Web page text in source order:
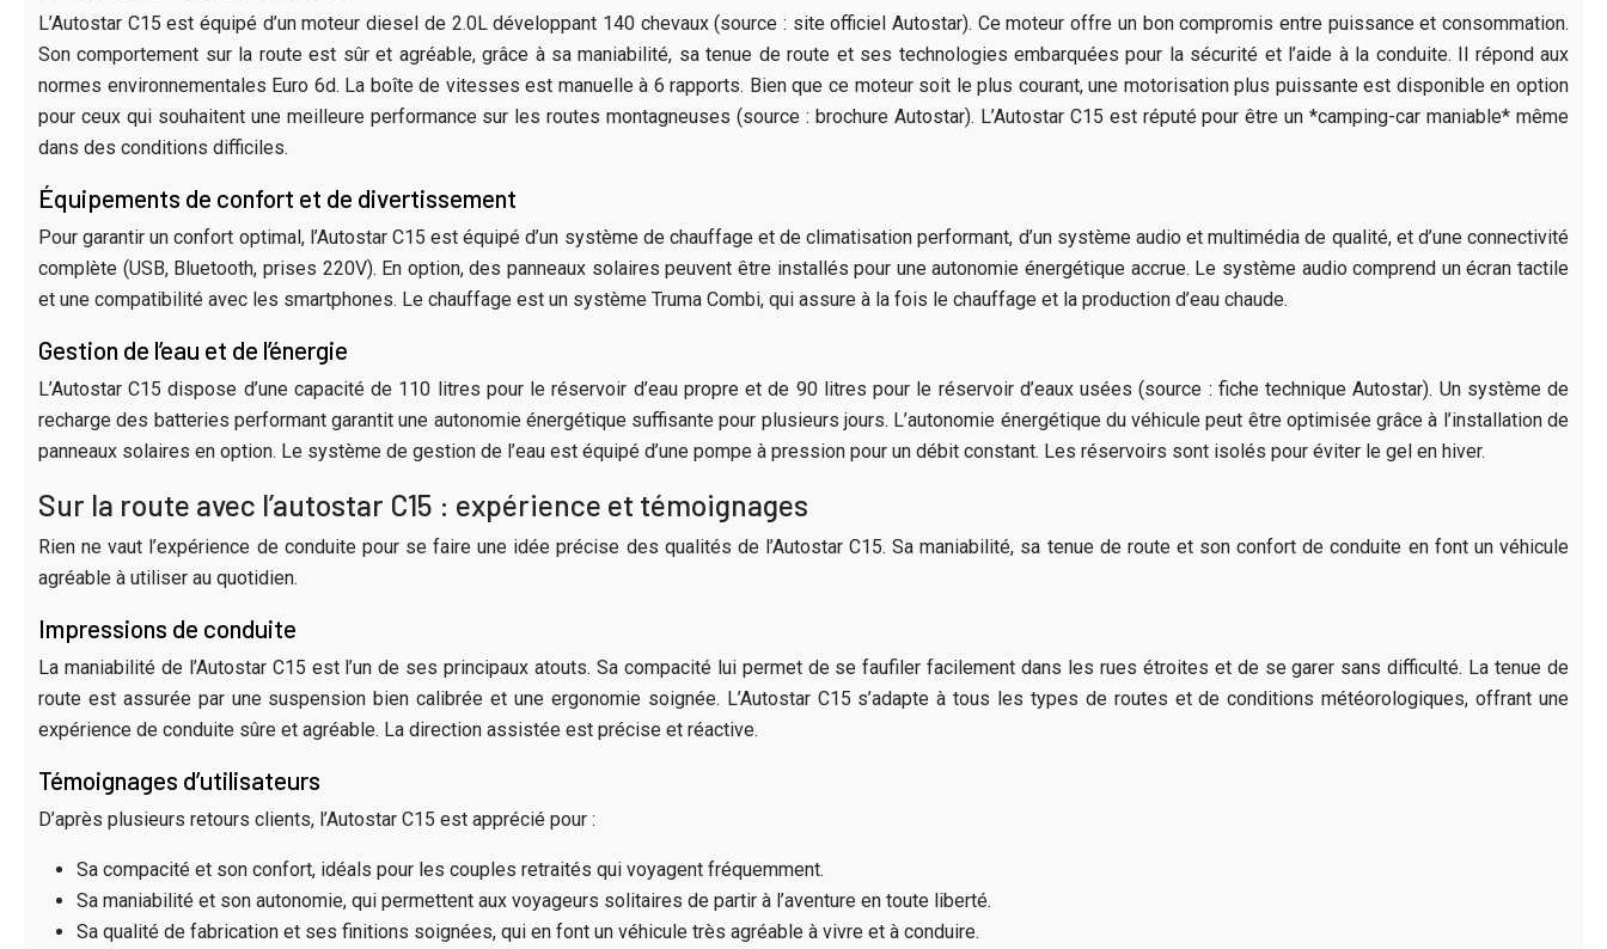
L’Autostar C15 est équipé d’un moteur diesel de 2.0L développant 140 chevaux (source : site officiel Autostar). Ce moteur offre un bon compromis entre puissance et consommation.
Son comportement sur la route est sûr et agréable, grâce à sa maniabilité, sa tenue de route et ses technologies embarquées pour la sécurité et l’aide à la conduite. Il répond aux
normes environnementales Euro 6d. La boîte de vitesses est manuelle à 6 rapports. Bien que ce moteur soit le plus courant, une motorisation plus puissante est disponible en option
pour ceux qui souhaitent une meilleure performance sur les routes montagneuses (source : brochure Autostar). L’Autostar C15 est réputé pour être un *camping-car maniable* même
dans des conditions difficiles.
Équipements de confort et de divertissement
Pour garantir un confort optimal, l’Autostar C15 est équipé d’un système de chauffage et de climatisation performant, d’un système audio et multimédia de qualité, et d’une connectivité
complète (USB, Bluetooth, prises 220V). En option, des panneaux solaires peuvent être installés pour une autonomie énergétique accrue. Le système audio comprend un écran tactile
et une compatibilité avec les smartphones. Le chauffage est un système Truma Combi, qui assure à la fois le chauffage et la production d’eau chaude.
Gestion de l’eau et de l’énergie
L’Autostar C15 dispose d’une capacité de 110 litres pour le réservoir d’eau propre et de 90 litres pour le réservoir d’eaux usées (source : fiche technique Autostar). Un système de
recharge des batteries performant garantit une autonomie énergétique suffisante pour plusieurs jours. L’autonomie énergétique du véhicule peut être optimisée grâce à l’installation de
panneaux solaires en option. Le système de gestion de l’eau est équipé d’une pompe à pression pour un débit constant. Les réservoirs sont isolés pour éviter le gel en hiver.
Sur la route avec l’autostar C15 : expérience et témoignages
Rien ne vaut l’expérience de conduite pour se faire une idée précise des qualités de l’Autostar C15. Sa maniabilité, sa tenue de route et son confort de conduite en font un véhicule
agréable à utiliser au quotidien.
Impressions de conduite
La maniabilité de l’Autostar C15 est l’un de ses principaux atouts. Sa compacité lui permet de se faufiler facilement dans les rues étroites et de se garer sans difficulté. La tenue de
route est assurée par une suspension bien calibrée et une ergonomie soignée. L’Autostar C15 s’adapte à tous les types de routes et de conditions météorologiques, offrant une
expérience de conduite sûre et agréable. La direction assistée est précise et réactive.
Témoignages d’utilisateurs
D’après plusieurs retours clients, l’Autostar C15 est apprécié pour :
Sa compacité et son confort, idéals pour les couples retraités qui voyagent fréquemment.
Sa maniabilité et son autonomie, qui permettent aux voyageurs solitaires de partir à l’aventure en toute liberté.
Sa qualité de fabrication et ses finitions soignées, qui en font un véhicule très agréable à vivre et à conduire.